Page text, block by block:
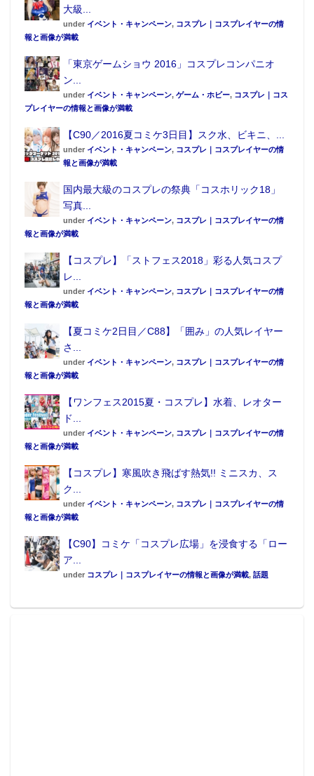
大級...
under イベント・キャンペーン, コスプレ｜コスプレイヤーの情
報と画像が満載
「東京ゲームショウ 2016」コスプレコンパニオ
ン...
under イベント・キャンペーン, ゲーム・ホビー, コスプレ｜コス
プレイヤーの情報と画像が満載
【C90／2016夏コミケ3日目】スク水、ビキニ、...
under イベント・キャンペーン, コスプレ｜コスプレイヤーの情
報と画像が満載
国内最大級のコスプレの祭典「コスホリック18」
写真...
under イベント・キャンペーン, コスプレ｜コスプレイヤーの情
報と画像が満載
【コスプレ】「ストフェス2018」彩る人気コスプ
レ...
under イベント・キャンペーン, コスプレ｜コスプレイヤーの情
報と画像が満載
【夏コミケ2日目／C88】「囲み」の人気レイヤー
さ...
under イベント・キャンペーン, コスプレ｜コスプレイヤーの情
報と画像が満載
【ワンフェス2015夏・コスプレ】水着、レオター
ド...
under イベント・キャンペーン, コスプレ｜コスプレイヤーの情
報と画像が満載
【コスプレ】寒風吹き飛ばす熱気!! ミニスカ、ス
ク...
under イベント・キャンペーン, コスプレ｜コスプレイヤーの情
報と画像が満載
【C90】コミケ「コスプレ広場」を浸食する「ロー
ア...
under コスプレ｜コスプレイヤーの情報と画像が満載, 話題